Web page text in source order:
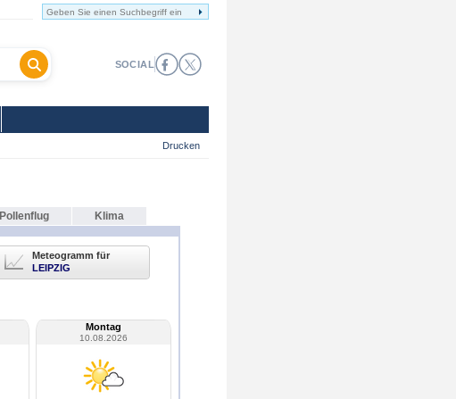
SOCIAL
Drucken
Pollenflug Klima
Meteogramm für
LEIPZIG
Montag
10.08.2026